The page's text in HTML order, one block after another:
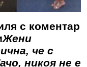
с коментар
Жени
че с
никоя не е